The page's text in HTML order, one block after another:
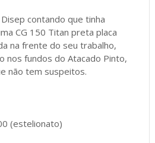
contando que tinha
CG 150 Titan preta placa
na frente do seu trabalho,
nos fundos do Atacado Pinto,
não tem suspeitos.
(estelionato)